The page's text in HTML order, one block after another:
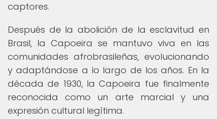
captores.
Después de la abolición de la esclavitud en
Brasil, la Capoeira se mantuvo viva en las
comunidades afrobrasileñas, evolucionando
y adaptándose a lo largo de los años. En la
década de 1930, la Capoeira fue finalmente
reconocida como un arte marcial y una
expresión cultural legítima.